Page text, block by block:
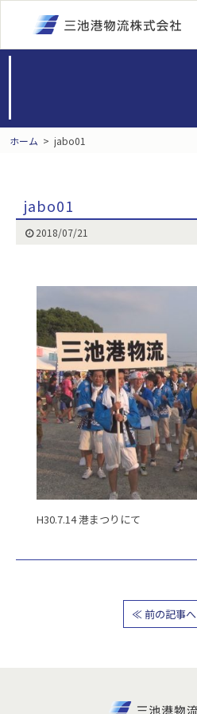
ホーム > jabo01
jabo01
2018/07/21
H30.7.14 港まつりにて
≪ 前の記事へ